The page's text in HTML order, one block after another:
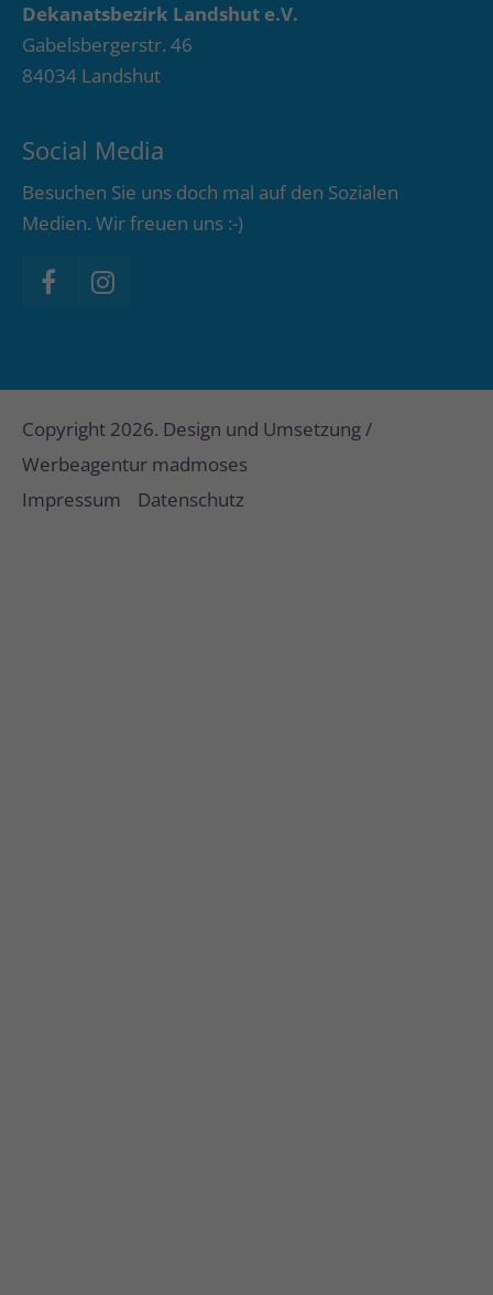
Dekanatsbezirk Landshut e.V.
Gabelsbergerstr. 46
84034 Landshut
Social Media
Besuchen Sie uns doch mal auf den Sozialen
Medien. Wir freuen uns :-)
Copyright 2026. Design und Umsetzung /
Werbeagentur madmoses
Impressum
Datenschutz